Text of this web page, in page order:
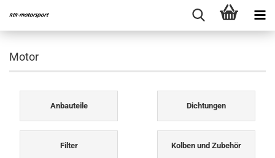
Motor
Anbauteile Dichtungen
Filter Kolben und Zubehör